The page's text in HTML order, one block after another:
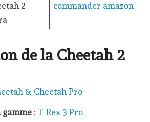
2
de la Cheetah 2
& Cheetah Pro
gamme : T-Rex 3 Pro